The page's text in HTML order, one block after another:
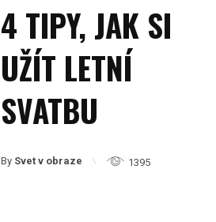
4 TIPY, JAK SI
UŽÍT LETNÍ
SVATBU
By Svet v obraze 1395